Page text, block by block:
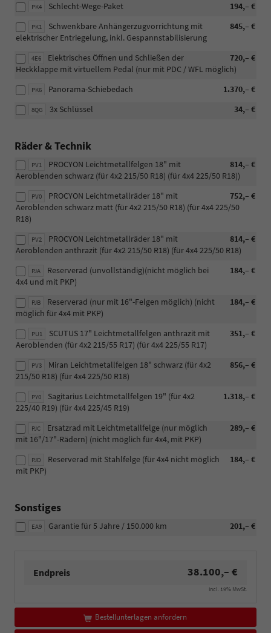
PK4 194,– €
Schlecht-Wege-Paket
PK1 845,– €
Schwenkbare Anhängerzugvorrichtung mit
elektrischer Entriegelung, inkl. Gespannstabilisierung
4E6 720,– €
Elektrisches Öffnen und Schließen der
Heckklappe mit virtuellem Pedal (nur mit PDC / WFL möglich)
PK6 1.370,– €
Panorama-Schiebedach
8QG 34,– €
3x Schlüssel
Räder & Technik
PV1 814,– €
PROCYON Leichtmetallfelgen 18" mit
Aeroblenden schwarz (für 4x2 215/50 R18) (für 4x4 225/50 R18))
PV0 752,– €
PROCYON Leichtmetallräder 18" mit
Aeroblenden schwarz matt (für 4x2 215/50 R18) (für 4x4 225/50
R18)
PV2 814,– €
PROCYON Leichtmetallräder 18" mit
Aeroblenden anthrazit (für 4x2 215/50 R18) (für 4x4 225/50 R18)
PJA 184,– €
Reserverad (unvollständig)(nicht möglich bei
4x4 und mit PKP)
PJB 184,– €
Reserverad (nur mit 16"-Felgen möglich) (nicht
möglich für 4x4 mit PKP)
PU1 351,– €
SCUTUS 17" Leichtmetallfelgen anthrazit mit
Aeroblenden (für 4x2 215/55 R17) (für 4x4 225/55 R17)
PV3 856,– €
Miran Leichtmetallfelgen 18" schwarz (für 4x2
215/50 R18) (für 4x4 225/50 R18)
PY0 1.318,– €
Sagitarius Leichtmetallfelgen 19" (für 4x2
225/40 R19) (für 4x4 225/45 R19)
PJC 289,– €
Ersatzrad mit Leichtmetallfelge (nur möglich
mit 16"/17"-Rädern) (nicht möglich für 4x4, mit PKP)
PJD 184,– €
Reserverad mit Stahlfelge (für 4x4 nicht möglich
mit PKP)
Sonstiges
EA9 201,– €
Garantie für 5 Jahre / 150.000 km
Endpreis 38.100,– €
incl. 19% MwSt.
Bestellunterlagen anfordern